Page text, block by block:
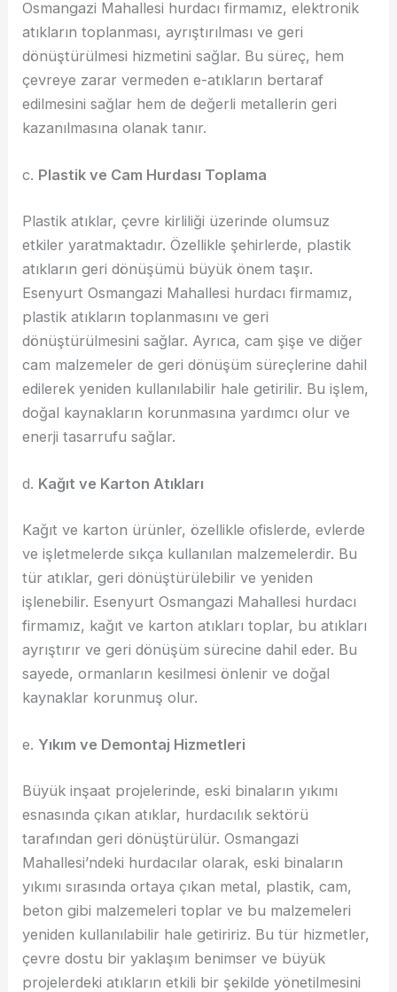
Osmangazi Mahallesi hurdacı firmamız, elektronik
atıkların toplanması, ayrıştırılması ve geri
dönüştürülmesi hizmetini sağlar. Bu süreç, hem
çevreye zarar vermeden e-atıkların bertaraf
edilmesini sağlar hem de değerli metallerin geri
kazanılmasına olanak tanır.
c. Plastik ve Cam Hurdası Toplama
Plastik atıklar, çevre kirliliği üzerinde olumsuz
etkiler yaratmaktadır. Özellikle şehirlerde, plastik
atıkların geri dönüşümü büyük önem taşır.
Esenyurt Osmangazi Mahallesi hurdacı firmamız,
plastik atıkların toplanmasını ve geri
dönüştürülmesini sağlar. Ayrıca, cam şişe ve diğer
cam malzemeler de geri dönüşüm süreçlerine dahil
edilerek yeniden kullanılabilir hale getirilir. Bu işlem,
doğal kaynakların korunmasına yardımcı olur ve
enerji tasarrufu sağlar.
d. Kağıt ve Karton Atıkları
Kağıt ve karton ürünler, özellikle ofislerde, evlerde
ve işletmelerde sıkça kullanılan malzemelerdir. Bu
tür atıklar, geri dönüştürülebilir ve yeniden
işlenebilir. Esenyurt Osmangazi Mahallesi hurdacı
firmamız, kağıt ve karton atıkları toplar, bu atıkları
ayrıştırır ve geri dönüşüm sürecine dahil eder. Bu
sayede, ormanların kesilmesi önlenir ve doğal
kaynaklar korunmuş olur.
e. Yıkım ve Demontaj Hizmetleri
Büyük inşaat projelerinde, eski binaların yıkımı
esnasında çıkan atıklar, hurdacılık sektörü
tarafından geri dönüştürülür. Osmangazi
Mahallesi’ndeki hurdacılar olarak, eski binaların
yıkımı sırasında ortaya çıkan metal, plastik, cam,
beton gibi malzemeleri toplar ve bu malzemeleri
yeniden kullanılabilir hale getiririz. Bu tür hizmetler,
çevre dostu bir yaklaşım benimser ve büyük
projelerdeki atıkların etkili bir şekilde yönetilmesini